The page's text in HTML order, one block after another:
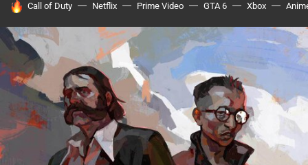
HOY SE HABLA DE
Call of Duty Netflix Prime Video GTA 6 Xbox